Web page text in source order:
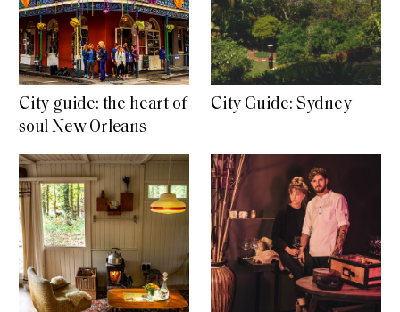
City guide: the heart of
soul New Orleans
City Guide: Sydney